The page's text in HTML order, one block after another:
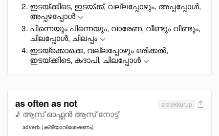
ഇടയ്ക്കിടെ, ഇടയ്ക്ക്, വല്ലപ്പോഴും, അപ്പപ്പോൾ,
അപ്പഴപ്പോൾ
പിന്നെയും പിന്നെയും, വാരേണ, വീണ്ടും വീണ്ടും,
ചിലപ്പോൾ, ചിലപ്പം
ഇടയ്ക്കൊക്കെ, വല്ലപ്പോഴും ഒരിക്കൽ,
ഇടയ്ക്കിടെ, കദാപി, ചിലപ്പോൾ
as often as not
♪ ആസ് ഓഫ്റ്റൻ ആസ് നോട്ട്
src:ekkurup
adverb (ക്രിയാവിശേഷണം)